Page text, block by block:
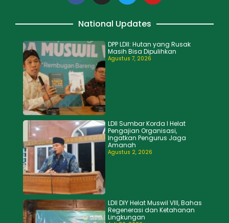
National Updates
DPP LDII: Hutan yang Rusak
Masih Bisa Dipulihkan
Agustus 7, 2026
LDII Sumbar Korda I Helat
Pengajian Organisasi,
Ingatkan Pengurus Jaga
Amanah
Agustus 2, 2026
LDII DIY Helat Muswil VIII, Bahas
Regenerasi dan Ketahanan
Lingkungan